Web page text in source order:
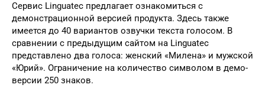
Сервис Linguatec предлагает ознакомиться с
демонстрационной версией продукта. Здесь также
имеется до 40 вариантов озвучки текста голосом. В
сравнении с предыдущим сайтом на Linguatec
представлено два голоса: женский «Милена» и мужской
«Юрий». Ограничение на количество символом в демо-
версии 250 знаков.